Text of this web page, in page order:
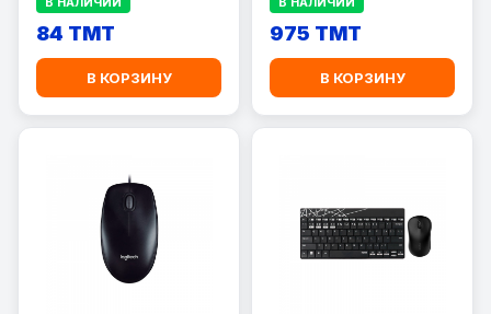
84 TMT
В КОРЗИНУ
975 TMT
В КОРЗИНУ